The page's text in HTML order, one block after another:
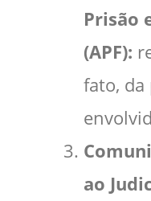
Prisão
(APF):
fato, da
ao